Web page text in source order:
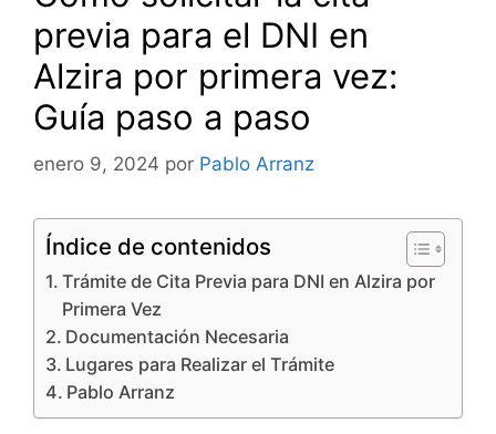
previa para el DNI en
Alzira por primera vez:
Guía paso a paso
enero 9, 2024 por Pablo Arranz
Índice de contenidos
Trámite de Cita Previa para DNI en Alzira por
Primera Vez
Documentación Necesaria
Lugares para Realizar el Trámite
Pablo Arranz